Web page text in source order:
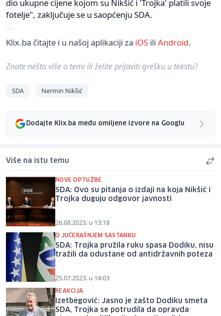
dio ukupne cijene kojom su Nikšić i 'Trojka' platili svoje
fotelje", zaključuje se u saopćenju SDA.
Klix.ba čitajte i u našoj aplikaciji za iOS ili Android.
Znate nešto više o temi ili želite prijaviti grešku u tekstu?
SDA Nermin Nikšić
Dodajte Klix.ba među omiljene izvore na Googlu
Više na istu temu
NOVE OPTUŽBE
SDA: Ovo su pitanja o izdaji na koja Nikšić i
Trojka duguju odgovor javnosti
26.08.2023. u 13:18
O JUČERAŠNJEM SASTANKU
SDA: Trojka pružila ruku spasa Dodiku, nisu
tražili da odustane od antidržavnih poteza
25.07.2023. u 14:03
REAKCIJA
Izetbegović: Jasno je zašto Dodiku smeta
SDA, Trojka se potrudila da opravda